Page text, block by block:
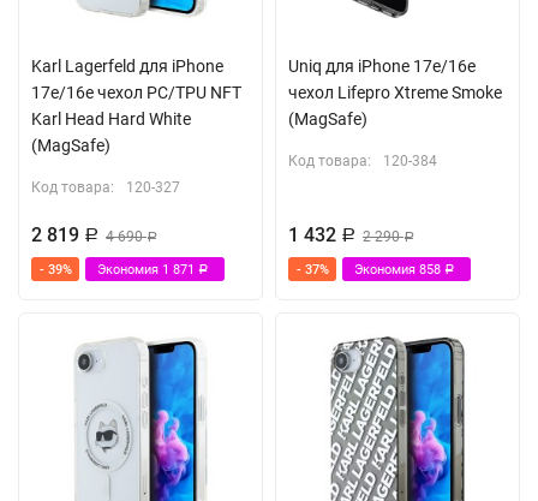
Karl Lagerfeld для iPhone
17e/16e чехол PC/TPU NFT
Karl Head Hard White
(MagSafe)
Код товара: 120-327
2 819 Р 4 690Р
- 39% Экономия 1 871 Р
Uniq для iPhone 17e/16e
чехол Lifepro Xtreme Smoke
(MagSafe)
Код товара: 120-384
1 432 Р 2 290Р
- 37% Экономия 858 Р